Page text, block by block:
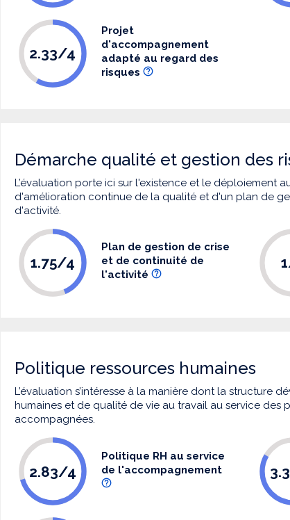
2.33/4
Projet
d'accompagnement
adapté au regard des
risques
Démarche qualité et gestion des
L’évaluation porte ici sur l'existence et le déploiement
d'amélioration continue de la qualité et d'un plan de
d'activité.
1.75/4
Plan de gestion de crise
et de continuité de
l'activité
Politique ressources humaines
L’évaluation s’intéresse à la manière dont la structure
humaines et de qualité de vie au travail au service des
accompagnées.
2.83/4
Politique RH au service
de l'accompagnement